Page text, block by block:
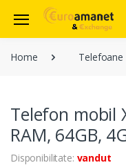
Home Telefoane
Telefon mobil
RAM, 64GB,
Disponibilitate: vandut